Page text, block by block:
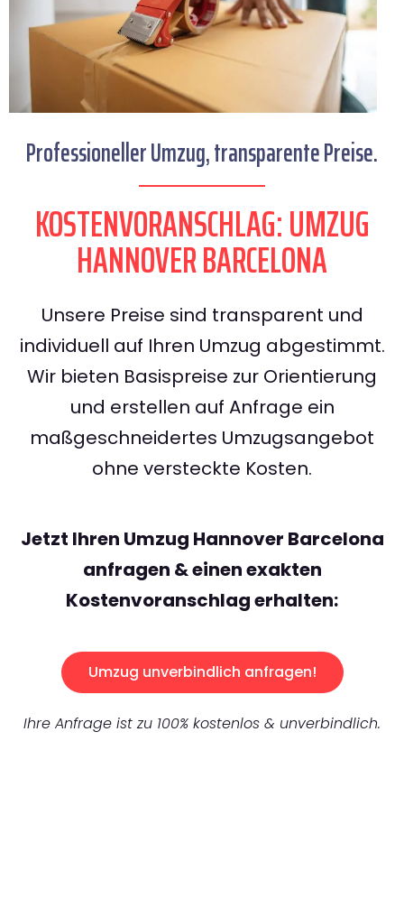
Professioneller Umzug, transparente Preise.
KOSTENVORANSCHLAG: UMZUG
HANNOVER BARCELONA
Unsere Preise sind transparent und
individuell auf Ihren Umzug abgestimmt.
Wir bieten Basispreise zur Orientierung
und erstellen auf Anfrage ein
maßgeschneidertes Umzugsangebot
ohne versteckte Kosten.
Jetzt Ihren Umzug Hannover Barcelona
anfragen & einen exakten
Kostenvoranschlag erhalten:
Umzug unverbindlich anfragen!
Ihre Anfrage ist zu 100% kostenlos & unverbindlich.